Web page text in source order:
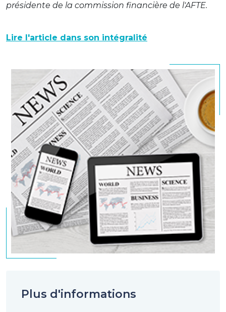
présidente de la commission financière de l'AFTE.
Lire l'article dans son intégralité
Plus d'informations